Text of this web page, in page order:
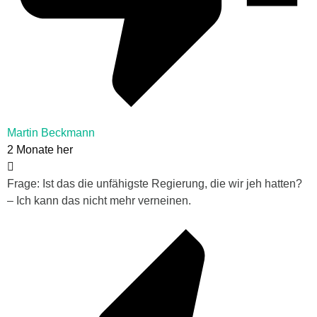
Martin Beckmann
2 Monate her
Frage: Ist das die unfähigste Regierung, die wir jeh hatten?
– Ich kann das nicht mehr verneinen.